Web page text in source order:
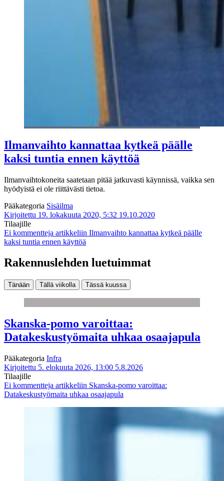
Ilmanvaihto kannattaa kytkeä päälle
kaksi tuntia ennen käyttöä
Ilmanvaihtokoneita saatetaan pitää jatkuvasti käynnissä, vaikka sen
hyödyistä ei ole riittävästi tietoa.
Pääkategoria Sisäilma
Kirjoitettu 19. lokakuuta 2020, 5:32 19.10.2020
Tilaajille
Ei kommentteja artikkeliin Ilmanvaihto kannattaa kytkeä päälle
kaksi tuntia ennen käyttöä
Rakennuslehden luetuimmat
Tänään Tällä viikolla Tässä kuussa
Skanska-pomo varoittaa:
Datakeskustyömaita uhkaa osaajapula
Pääkategoria Infra
Kirjoitettu 5. elokuuta 2026, 13:00 5.8.2026
Tilaajille
Ei kommentteja artikkeliin Skanska-pomo varoittaa:
Datakeskustyömaita uhkaa osaajapula